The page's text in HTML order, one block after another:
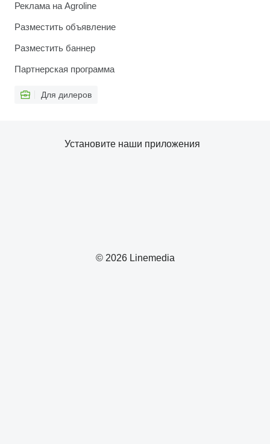
Реклама на Agroline
Разместить объявление
Разместить баннер
Партнерская программа
Для дилеров
© 2026 Linemedia
Установите наши приложения